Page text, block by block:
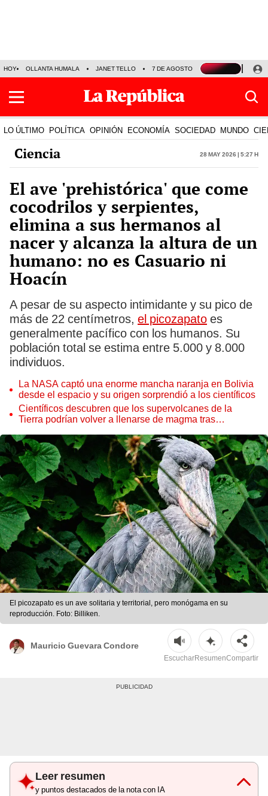
HOY OLLANTA HUMALA JANET TELLO 7 DE AGOSTO TINKA RESULTADOS
LO ÚLTIMO POLÍTICA OPINIÓN ECONOMÍA SOCIEDAD MUNDO
Ciencia 28 May 2026 | 5:27 h
El ave 'prehistórica' que come
cocodrilos y serpientes,
elimina a sus hermanos al
nacer y alcanza la altura de un
humano: no es Casuario ni
Hoacín
A pesar de su aspecto intimidante y su pico de
más de 22 centímetros, el picozapato es
generalmente pacífico con los humanos. Su
población total se estima entre 5.000 y 8.000
individuos.
La NASA captó una enorme mancha naranja en Bolivia
desde el espacio y su origen sorprendió a los científicos
Científicos descubren que los supervolcanes de la
Tierra podrían volver a llenarse de magma tras
El picozapato es un ave solitaria y territorial, pero monógama en su
reproducción. Foto: Billiken.
Mauricio Guevara Condore
EscucharResumenCompartir
Leer resumen
y puntos destacados de la nota con IA